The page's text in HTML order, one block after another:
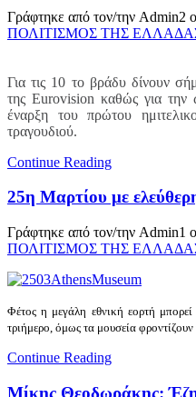
Γράφτηκε από τον/την Admin2
ΠΟΛΙΤΙΣΜΟΣ ΤΗΣ
Για τις 10 το βράδυ δίνουν
της Eurovision καθώς για την
έναρξη του πρώτου
τραγουδιού.
Continue Reading
25η Μαρτίου με
Γράφτηκε από τον/την Admin1
ΠΟΛΙΤΙΣΜΟΣ ΤΗΣ
Φέτος η μεγάλη εθνική εορτή
τριήμερο, όμως τα μουσεία
Continue Reading
Μίκης Θεοδωράκης: